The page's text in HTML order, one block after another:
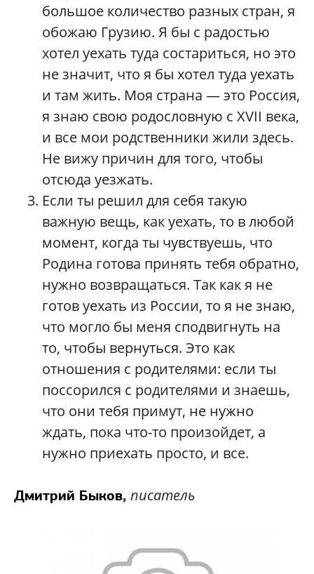
большое количество разных стран, я
обожаю Грузию. Я бы с радостью
хотел уехать туда состариться, но это
не значит, что я бы хотел туда уехать
и там жить. Моя страна — это Россия,
я знаю свою родословную с XVII века,
и все мои родственники жили здесь.
Не вижу причин для того, чтобы
отсюда уезжать.
Если ты решил для себя такую
важную вещь, как уехать, то в любой
момент, когда ты чувствуешь, что
Родина готова принять тебя обратно,
нужно возвращаться. Так как я не
готов уехать из России, то я не знаю,
что могло бы меня сподвигнуть на
то, чтобы вернуться. Это как
отношения с родителями: если ты
поссорился с родителями и знаешь,
что они тебя примут, не нужно
ждать, пока что-то произойдет, а
нужно приехать просто, и все.
Дмитрий Быков, писатель